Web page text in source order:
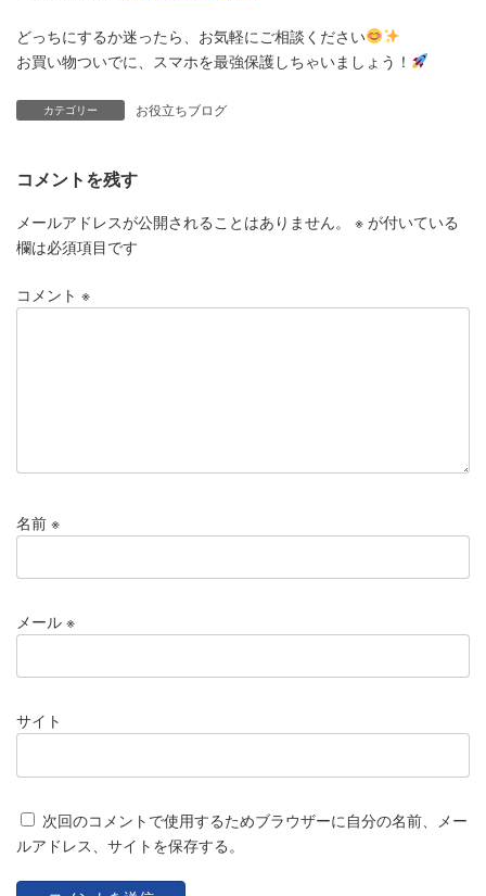
どっちにするか迷ったら、お気軽にご相談ください
お買い物ついでに、スマホを最強保護しちゃいましょう！
カテゴリー お役立ちブログ
コメントを残す
メールアドレスが公開されることはありません。 ※ が付いている
欄は必須項目です
コメント ※
名前 ※
メール ※
サイト
次回のコメントで使用するためブラウザーに自分の名前、メー
ルアドレス、サイトを保存する。